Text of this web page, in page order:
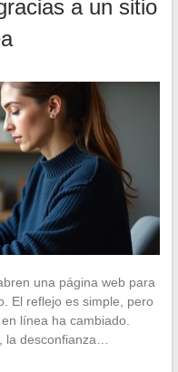
a un sitio
una página web para
El reflejo es simple, pero
línea ha cambiado.
la desconfianza…